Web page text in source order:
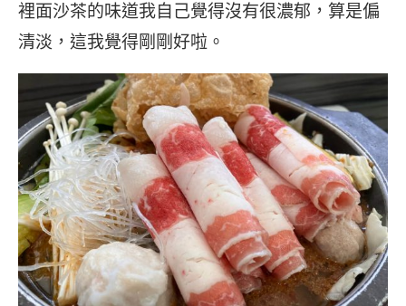
裡面沙茶的味道我自己覺得沒有很濃郁，算是偏
清淡，這我覺得剛剛好啦。